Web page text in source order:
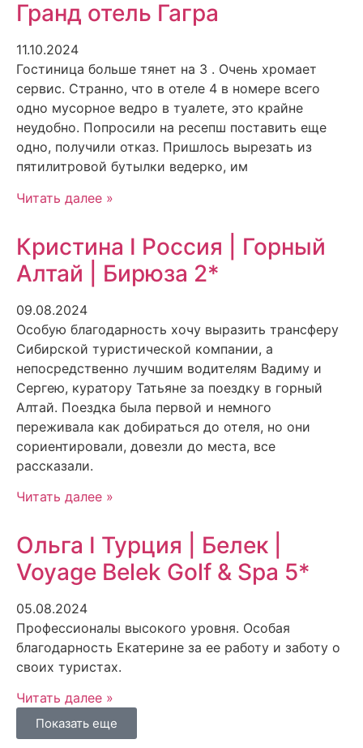
Гранд отель Гагра
11.10.2024
Гостиница больше тянет на 3 . Очень хромает
сервис. Странно, что в отеле 4 в номере всего
одно мусорное ведро в туалете, это крайне
неудобно. Попросили на ресепш поставить еще
одно, получили отказ. Пришлось вырезать из
пятилитровой бутылки ведерко, им
Читать далее »
Кристина I Россия | Горный
Алтай | Бирюза 2*
09.08.2024
Особую благодарность хочу выразить трансферу
Сибирской туристической компании, а
непосредственно лучшим водителям Вадиму и
Сергею, куратору Татьяне за поездку в горный
Алтай. Поездка была первой и немного
переживала как добираться до отеля, но они
сориентировали, довезли до места, все
рассказали.
Читать далее »
Ольга I Турция | Белек |
Voyage Belek Golf & Spa 5*
05.08.2024
Профессионалы высокого уровня. Особая
благодарность Екатерине за ее работу и заботу о
своих туристах.
Читать далее »
Показать еще